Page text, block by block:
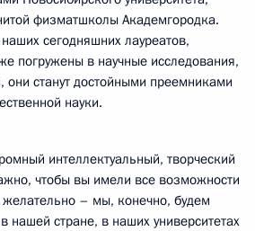
физматшколы Академгородка.
сегодняшних лауреатов,
погружены в научные исследования,
они станут достойными преемниками
науки.
интеллектуальный, творческий
чтобы вы имели все возможности
– мы, конечно, будем
нашей стране, в наших университетах